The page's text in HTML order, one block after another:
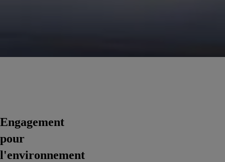
Engagement
pour
l'environnement